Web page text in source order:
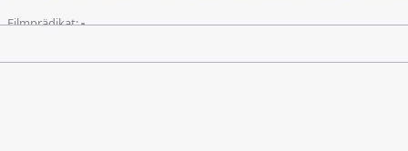
Filmprädikat:-